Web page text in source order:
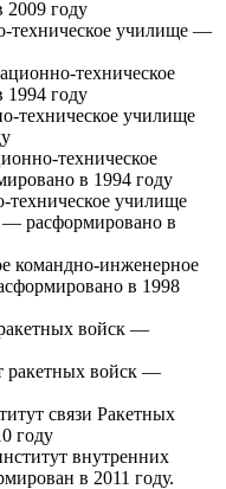
году
техническое училище —
техническое
году
техническое училище
техническое
в 1994 году
техническое училище
расформировано в
командно-инженерное
в 1998
войск —
ракетных войск —
связи Ракетных
году
внутренних
в 2011 году.